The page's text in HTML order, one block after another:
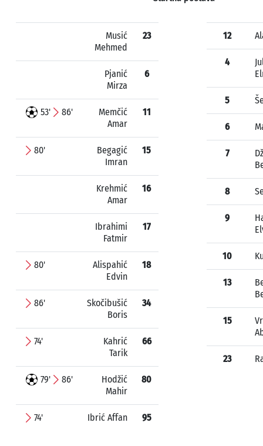
Musić
Mehmed
23
Pjanić
Mirza
6
53' 86'
Memčić
Amar
11
80'
Begagić
Imran
15
Krehmić
Amar
16
Ibrahimi
Fatmir
17
80'
Alispahić
Edvin
18
86'
Skočibušić
Boris
34
74'
Kahrić
Tarik
66
79' 86'
Hodžić
Mahir
80
74' Ibrić Affan 95
12
4
5
6
7
8
9
10
13
15
23